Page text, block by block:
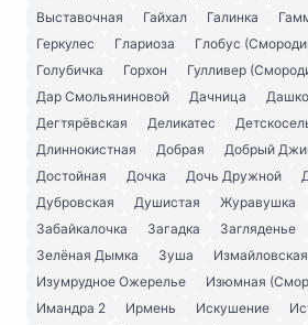
Выставочная
Гайхал Галинка
Геркулес
Глариоза
Глобус
Голубичка
Горхон
Гулливер
Дар Смольяниновой
Дачница
Дегтярёвская
Деликатес
Длиннокистная
Добрая Добрый
Достойная
Дочка Дочь Дружной
Дубровская
Душистая Журавушка
Забайкалочка
Загадка Загляденье
Зелёная Дымка
Зуша
Измайловская
Изумрудное Ожерелье
Изюмная
Имандра 2
Ирмень Искушение